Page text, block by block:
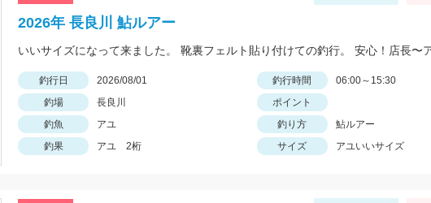
2026年 長良川 鮎ルアー
釣行日 2026/08/01 釣行時間
06:00～15:30
釣場
長良川
ポイント
釣魚
アユ 釣り方
鮎ルアー
釣果
アユ 2桁 サイズ アユいいサイズ